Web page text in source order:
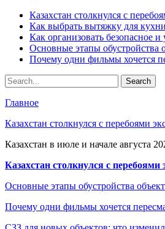
Казахстан столкнулся с
Как выбрать вытяжку для
Как организовать безопасное
Основные этапы обустройства
Почему одни фильмы хочется
Главное
Казахстан столкнулся с перебоями
Казахстан в июле и начале августа
Казахстан столкнулся с
Основные этапы обустройства
Почему одни фильмы хочется